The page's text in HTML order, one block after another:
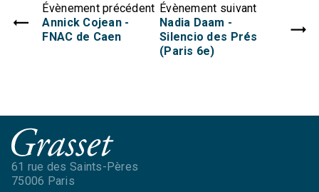
Évènement précédent
Annick Cojean -
FNAC de Caen
Évènement suivant
Nadia Daam -
Silencio des Prés
(Paris 6e)
61 rue des Saints-Pères
75006 Paris